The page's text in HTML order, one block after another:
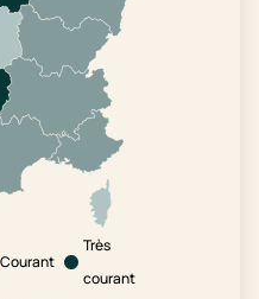
Courant
Très
courant